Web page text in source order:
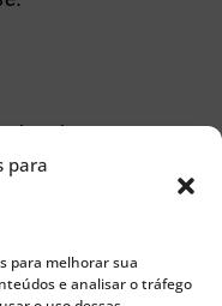
para
para melhorar sua
e analisar o tráfego
do programa,
da Libra e
da Binance
a Binance, que